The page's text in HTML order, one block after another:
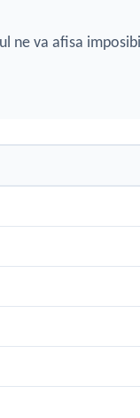
ne va afisa